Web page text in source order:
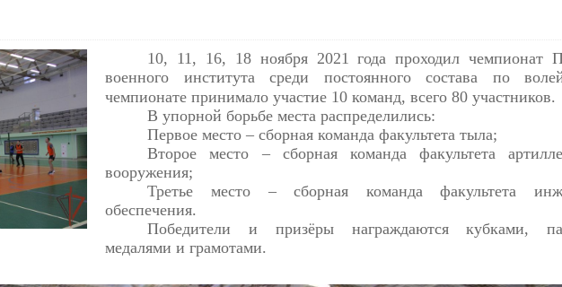
10, 11, 16, 18 ноября 2021 года проходил чемпионат
военного института среди постоянного состава по
чемпионате принимало участие 10 команд, всего 80 участников.
В упорной борьбе места распределились:
Первое место – сборная команда факультета тыла;
Второе место – сборная команда факультета
вооружения;
Третье место – сборная команда факультета
обеспечения.
Победители и призёры награждаются кубками,
медалями и грамотами.